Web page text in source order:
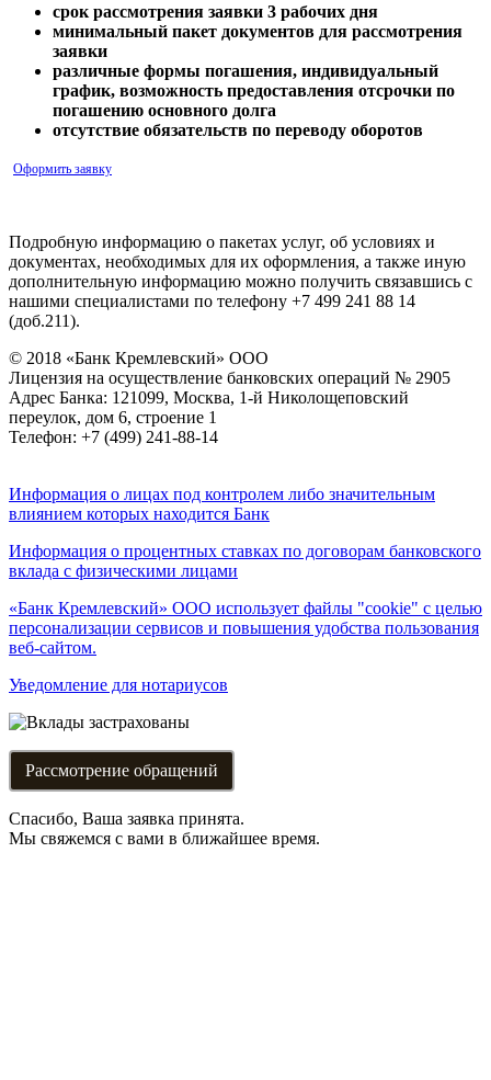
срок рассмотрения заявки 3 рабочих дня
минимальный пакет документов для рассмотрения
заявки
различные формы погашения, индивидуальный
график, возможность предоставления отсрочки по
погашению основного долга
отсутствие обязательств по переводу оборотов
Оформить заявку
Подробную информацию о пакетах услуг, об условиях и
документах, необходимых для их оформления, а также иную
дополнительную информацию можно получить связавшись с
нашими специалистами по телефону +7 499 241 88 14
(доб.211).
© 2018 «Банк Кремлевский» ООО
Лицензия на осуществление банковских операций № 2905
Адрес Банка: 121099, Москва, 1-й Николощеповский
переулок, дом 6, строение 1
Телефон: +7 (499) 241-88-14
Информация о лицах под контролем либо значительным
влиянием которых находится Банк
Информация о процентных ставках по договорам банковского
вклада с физическими лицами
«Банк Кремлевский» ООО использует файлы "cookie" с целью
персонализации сервисов и повышения удобства пользования
веб-сайтом.
Уведомление для нотариусов
Рассмотрение обращений
Спасибо, Ваша заявка принята.
Мы свяжемся с вами в ближайшее время.